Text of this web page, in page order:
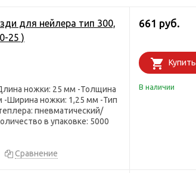
для нейлера тип 300,
25 )
ножки: 25 мм -Толщина
-Ширина ножки: 1,25 мм -Тип
пневматический/
в упаковке: 5000
661 руб.
Купить
В наличии
Сравнение